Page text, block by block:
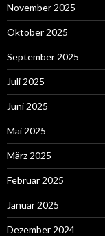
November 2025
Oktober 2025
September 2025
Juli 2025
Juni 2025
Mai 2025
März 2025
Februar 2025
Januar 2025
Dezember 2024